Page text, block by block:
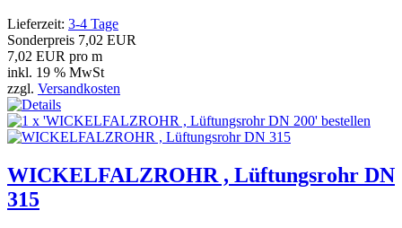
Lieferzeit: 3-4 Tage
Sonderpreis 7,02 EUR
7,02 EUR pro m
inkl. 19 % MwSt
zzgl. Versandkosten
WICKELFALZROHR , Lüftungsrohr DN
315